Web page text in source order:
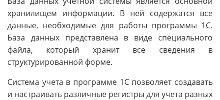
хранилищем информации. В ней содержатся все
данные, необходимые для работы программы 1С.
База данных представлена в виде специального
файла, который хранит все сведения в
структурированной форме.
Система учета в программе 1С позволяет создавать
и настраивать различные регистры для учета разных